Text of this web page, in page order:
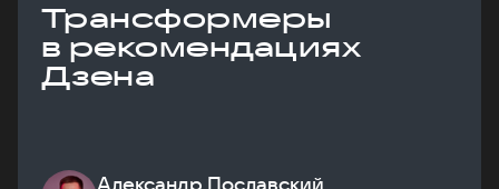
Трансформеры
в рекомендациях
Дзена